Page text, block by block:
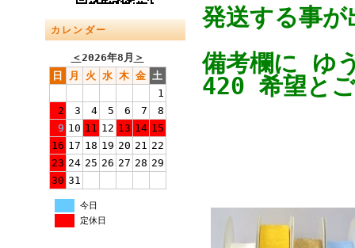
カレンダー
＜2026年8月 ＞
日
月 火 水 木 金 土
1
2
3 4 5 6 7
8
9 10 11 12 13 14 15
16 17 18 19 20 21 22
23 24 25 26 27 28 29
30 31
今日
定休日
発送する事が
備考欄に ゆ
420 希望と